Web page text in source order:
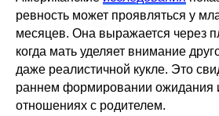
ревность может проявляться у
месяцев. Она выражается через
когда мать уделяет внимание
даже реалистичной кукле. Это
раннем формировании ожидания
отношениях с родителем.